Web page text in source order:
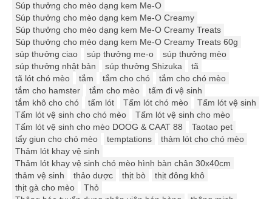
Súp thưởng cho mèo dạng kem Me-O
Súp thưởng cho mèo dạng kem Me-O Creamy
Súp thưởng cho mèo dạng kem Me-O Creamy Treats
Súp thưởng cho mèo dạng kem Me-O Creamy Treats 60g
súp thưởng ciao
súp thưởng me-o
súp thưởng mèo
súp thưởng nhật bản
súp thưởng Shizuka
tã
tã lót chó mèo
tắm tắm cho chó
tắm cho chó mèo
tắm cho hamster
tắm cho mèo
tấm đi vệ sinh
tắm khô cho chó
tấm lót Tấm lót chó mèo
Tấm lót vệ sinh
Tấm lót vệ sinh cho chó mèo
Tấm lót vệ sinh cho mèo
Tấm lót vệ sinh cho mèo DOOG & CAAT 88
Taotao pet
tẩy giun cho chó mèo
temptations
thảm lót cho chó mèo
Thảm lót khay vệ sinh
Thảm lót khay vệ sinh chó mèo hình bàn chân 30x40cm
thảm vệ sinh
thảo dược thịt bò
thịt đông khô
thịt gà cho mèo
Thỏ